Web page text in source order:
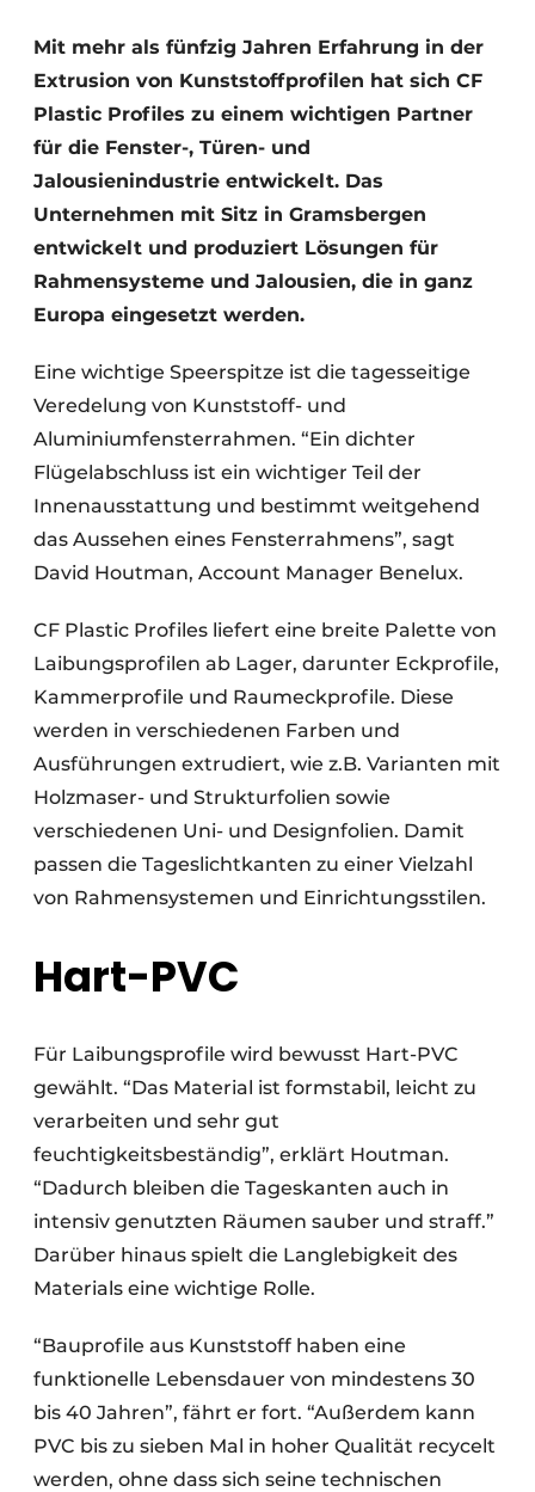
Mit mehr als fünfzig Jahren Erfahrung in der
Extrusion von Kunststoffprofilen hat sich CF
Plastic Profiles zu einem wichtigen Partner
für die Fenster-, Türen- und
Jalousienindustrie entwickelt. Das
Unternehmen mit Sitz in Gramsbergen
entwickelt und produziert Lösungen für
Rahmensysteme und Jalousien, die in ganz
Europa eingesetzt werden.
Eine wichtige Speerspitze ist die tagesseitige
Veredelung von Kunststoff- und
Aluminiumfensterrahmen. “Ein dichter
Flügelabschluss ist ein wichtiger Teil der
Innenausstattung und bestimmt weitgehend
das Aussehen eines Fensterrahmens”, sagt
David Houtman, Account Manager Benelux.
CF Plastic Profiles liefert eine breite Palette von
Laibungsprofilen ab Lager, darunter Eckprofile,
Kammerprofile und Raumeckprofile. Diese
werden in verschiedenen Farben und
Ausführungen extrudiert, wie z.B. Varianten mit
Holzmaser- und Strukturfolien sowie
verschiedenen Uni- und Designfolien. Damit
passen die Tageslichtkanten zu einer Vielzahl
von Rahmensystemen und Einrichtungsstilen.
Hart-PVC
Für Laibungsprofile wird bewusst Hart-PVC
gewählt. “Das Material ist formstabil, leicht zu
verarbeiten und sehr gut
feuchtigkeitsbeständig”, erklärt Houtman.
“Dadurch bleiben die Tageskanten auch in
intensiv genutzten Räumen sauber und straff.”
Darüber hinaus spielt die Langlebigkeit des
Materials eine wichtige Rolle.
“Bauprofile aus Kunststoff haben eine
funktionelle Lebensdauer von mindestens 30
bis 40 Jahren”, fährt er fort. “Außerdem kann
PVC bis zu sieben Mal in hoher Qualität recycelt
werden, ohne dass sich seine technischen